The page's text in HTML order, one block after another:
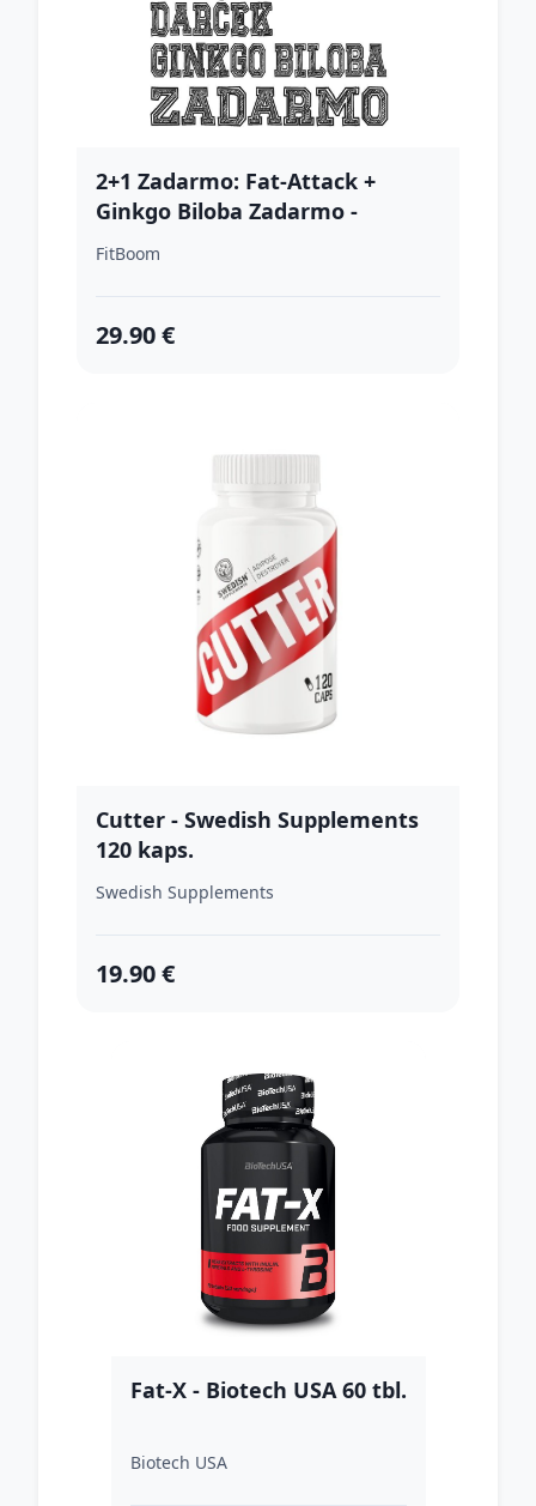
2+1 Zadarmo: Fat-Attack +
Ginkgo Biloba Zadarmo -
FitBoom 100 kaps. + 100 kaps. +
FitBoom
29.90 €
Cutter - Swedish Supplements
120 kaps.
Swedish Supplements
19.90 €
Fat-X - Biotech USA 60 tbl.
Biotech USA